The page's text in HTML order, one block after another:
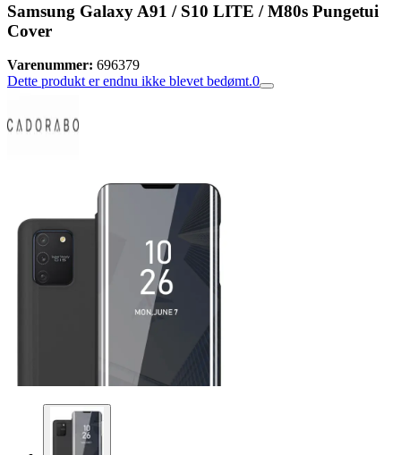
Samsung Galaxy A91 / S10 LITE / M80s Pungetui
Cover
Varenummer: 696379
Dette produkt er endnu ikke blevet bedømt.0